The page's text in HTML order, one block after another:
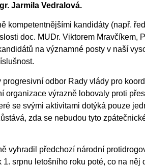
Jarmila Vedralová.
kompetentnějšími kandidáty (např.
doc. MUDr. Viktorem Mravčíkem,
na významné posty v naší
odbor Rady vlády pro
organizace výrazně lobovaly proti
se svými aktivitami dotýká pouze
zda se nebudou tyto
vyhradil předchozí národní
srpnu letošního roku poté, co na něj